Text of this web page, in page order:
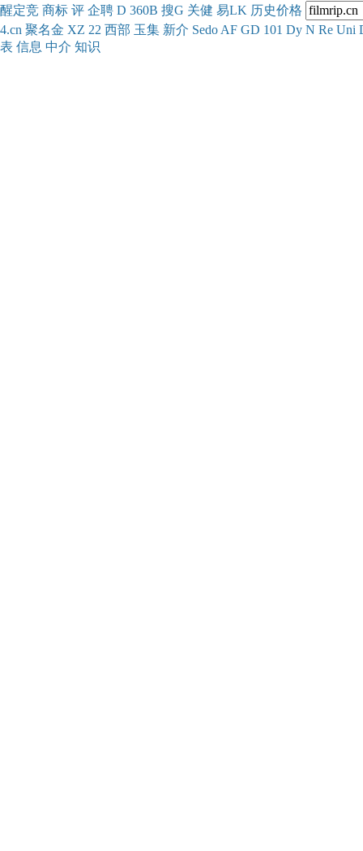
醒定竞 商标 评 企聘 D 360B 搜G 关健 易LK 历史价格
4.cn 聚名金 XZ 22 西部 玉集 新介 Sedo AF GD 101 Dy N Re Uni
表 信息 中介 知识